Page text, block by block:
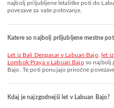
najbolj priljubljene letališke poti do
povezave za vaše potovanje.
Katere so najbolj priljubljene mestne
let iz Bali Denpasar v Labuan Bajo, let
Lombok Praya v Labuan Bajoso najbolj
Bajo. Te poti ponujajo priročne
Kdaj je najzgodnejši let v Labuan Bajo?